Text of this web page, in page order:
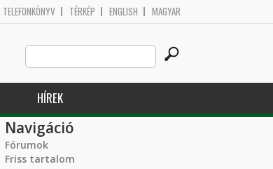
TELEFONKÖNYV TÉRKÉP ENGLISH MAGYAR
Search
this
site
HÍREK
Navigáció
Fórumok
Friss tartalom